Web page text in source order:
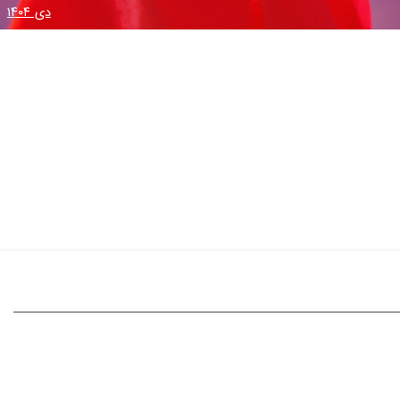
دی ۱۴۰۴